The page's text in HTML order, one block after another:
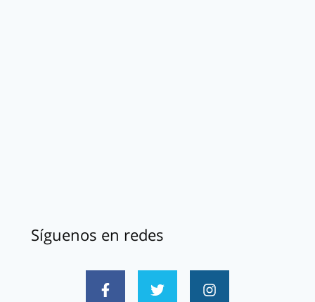
Síguenos en redes